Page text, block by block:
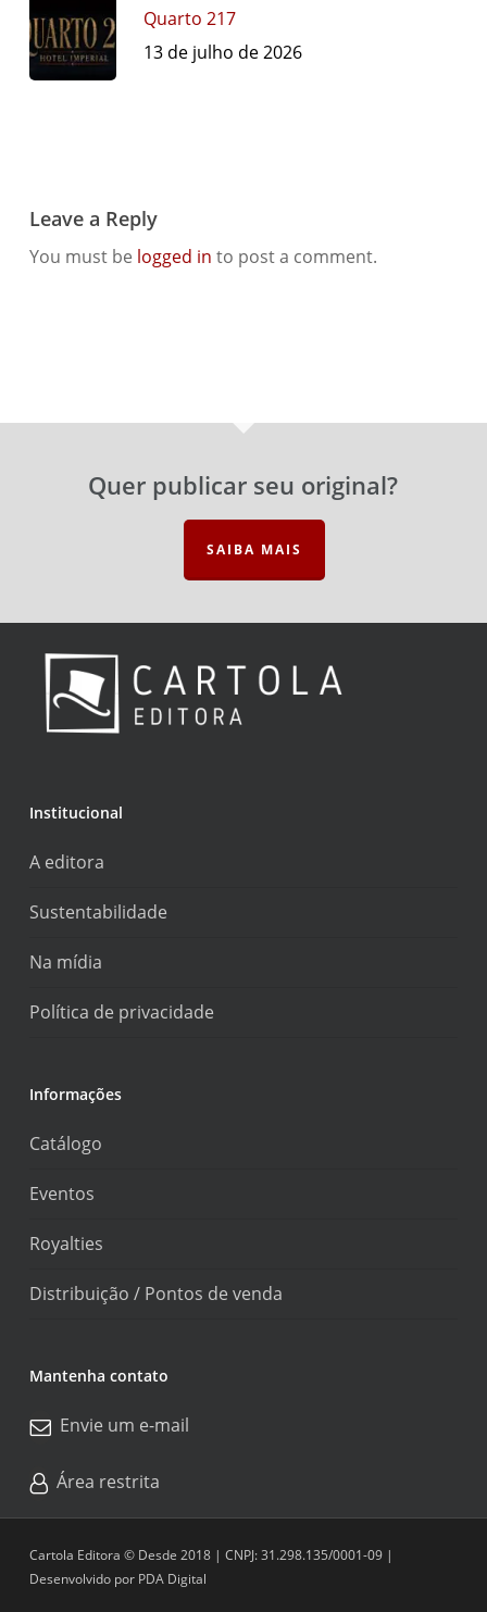
Quarto 217
13 de julho de 2026
Leave a Reply
You must be logged in to post a comment.
Quer publicar seu original?
SAIBA MAIS
Institucional
A editora
Sustentabilidade
Na mídia
Política de privacidade
Informações
Catálogo
Eventos
Royalties
Distribuição / Pontos de venda
Mantenha contato
Envie um e-mail
Área restrita
Cartola Editora © Desde 2018 | CNPJ: 31.298.135/0001-09 |
Desenvolvido por PDA Digital